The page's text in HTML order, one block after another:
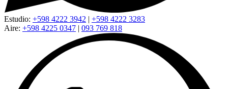
Estudio: +598 4222 3942 | +598 4222 3283
Aire: +598 4225 0347 | 093 769 818